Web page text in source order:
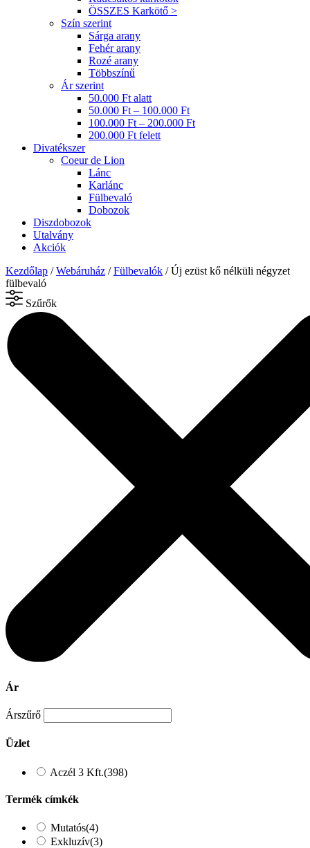
ÖSSZES Karkötő >
Szín szerint
Sárga arany
Fehér arany
Rozé arany
Többszínű
Ár szerint
50.000 Ft alatt
50.000 Ft – 100.000 Ft
100.000 Ft – 200.000 Ft
200.000 Ft felett
Divatékszer
Coeur de Lion
Lánc
Karlánc
Fülbevaló
Dobozok
Diszdobozok
Utalvány
Akciók
Kezdőlap /Webáruház /Fülbevalók / Új ezüst kő nélküli négyzet
fülbevaló
Szűrők
Ár
Árszűrő
Üzlet
Aczél 3 Kft.(398)
Termék címkék
Mutatós(4)
Exkluzív(3)